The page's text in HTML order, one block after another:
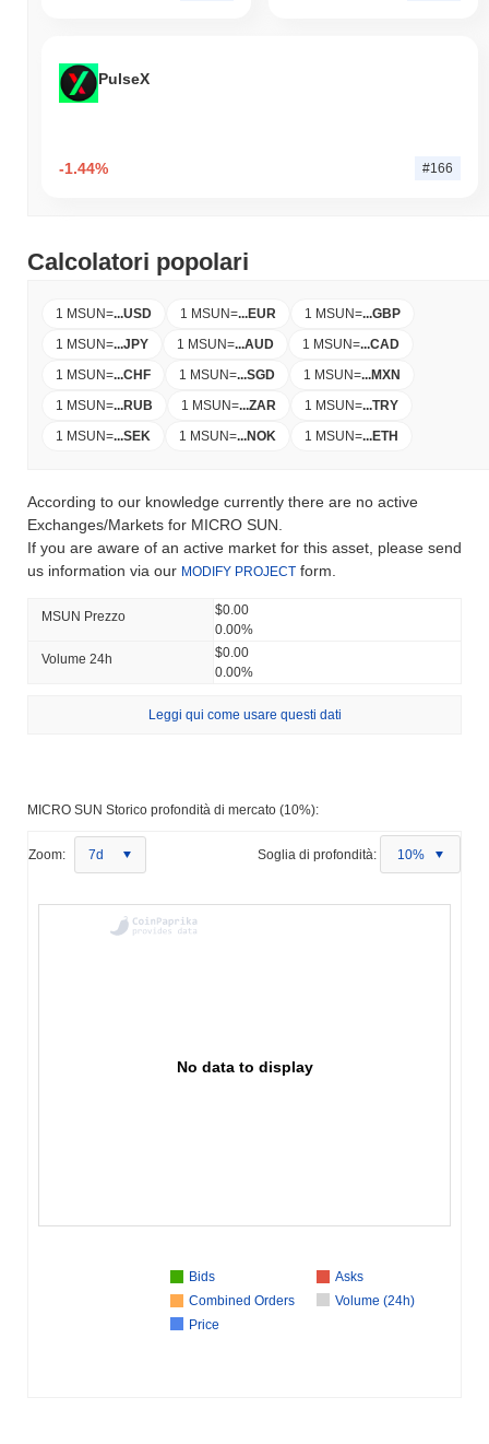
PulseX
-1.44% #166
Calcolatori popolari
1 MSUN=...USD 1 MSUN=...EUR 1 MSUN=...GBP
1 MSUN=...JPY 1 MSUN=...AUD 1 MSUN=...CAD
1 MSUN=...CHF 1 MSUN=...SGD 1 MSUN=...MXN
1 MSUN=...RUB 1 MSUN=...ZAR 1 MSUN=...TRY
1 MSUN=...SEK 1 MSUN=...NOK 1 MSUN=...ETH
According to our knowledge currently there are no active
Exchanges/Markets for MICRO SUN.
If you are aware of an active market for this asset, please send
us information via our MODIFY PROJECT form.
MSUN Prezzo
$0.00
0.00%
Volume 24h
$0.00
0.00%
Leggi qui come usare questi dati
MICRO SUN Storico profondità di mercato (10%):
Zoom: 7d Soglia di profondità: 10%
No data to display
Bids
Asks
Combined Orders
Volume (24h)
Price